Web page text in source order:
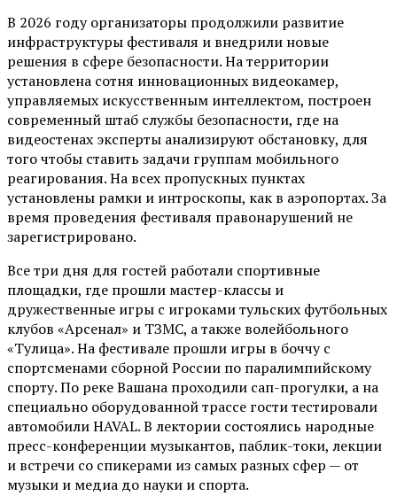
В 2026 году организаторы продолжили развитие
инфраструктуры фестиваля и внедрили новые
решения в сфере безопасности. На территории
установлена сотня инновационных видеокамер,
управляемых искусственным интеллектом, построен
современный штаб службы безопасности, где на
видеостенах эксперты анализируют обстановку, для
того чтобы ставить задачи группам мобильного
реагирования. На всех пропускных пунктах
установлены рамки и интроскопы, как в аэропортах. За
время проведения фестиваля правонарушений не
зарегистрировано.
Все три дня для гостей работали спортивные
площадки, где прошли мастер-классы и
дружественные игры с игроками тульских футбольных
клубов «Арсенал» и ТЗМС, а также волейбольного
«Тулица». На фестивале прошли игры в боччу с
спортсменами сборной России по паралимпийскому
спорту. По реке Вашана проходили сап-прогулки, а на
специально оборудованной трассе гости тестировали
автомобили HAVAL. В лектории состоялись народные
пресс-конференции музыкантов, паблик-токи, лекции
и встречи со спикерами из самых разных сфер — от
музыки и медиа до науки и спорта.